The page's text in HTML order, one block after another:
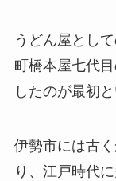
うどん屋とし
町橋本屋七代
したのが最初
伊勢市には古
り、江戸時代